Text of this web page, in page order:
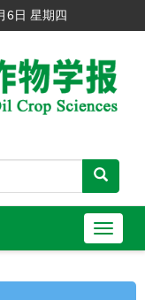
6日 星期四
导
航
切